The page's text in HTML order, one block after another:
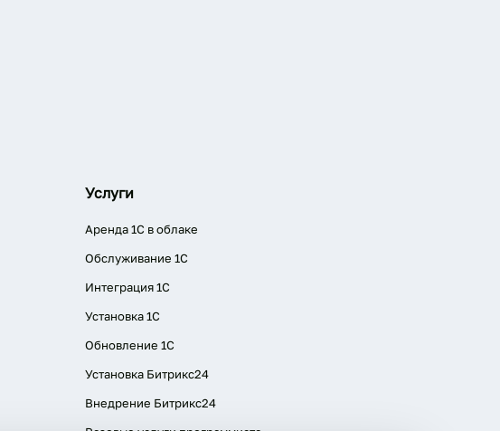
Услуги
Аренда 1С в облаке
Обслуживание 1С
Интеграция 1С
Установка 1С
Обновление 1С
Установка Битрикс24
Внедрение Битрикс24